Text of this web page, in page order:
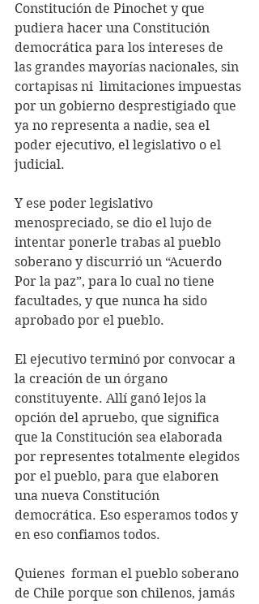
Constitución de Pinochet y que
pudiera hacer una Constitución
democrática para los intereses de
las grandes mayorías nacionales, sin
cortapisas ni  limitaciones impuestas
por un gobierno desprestigiado que
ya no representa a nadie, sea el
poder ejecutivo, el legislativo o el
judicial.
Y ese poder legislativo
menospreciado, se dio el lujo de
intentar ponerle trabas al pueblo
soberano y discurrió un “Acuerdo
Por la paz”, para lo cual no tiene
facultades, y que nunca ha sido
aprobado por el pueblo.
El ejecutivo terminó por convocar a
la creación de un órgano
constituyente. Allí ganó lejos la
opción del apruebo, que significa
que la Constitución sea elaborada
por representes totalmente elegidos
por el pueblo, para que elaboren
una nueva Constitución
democrática. Eso esperamos todos y
en eso confiamos todos.
Quienes  forman el pueblo soberano
de Chile porque son chilenos, jamás